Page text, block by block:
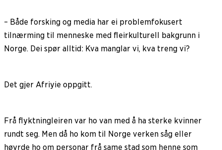
– Både forsking og media har ei problemfokusert
tilnærming til menneske med fleirkulturell bakgrunn i
Norge. Dei spør alltid: Kva manglar vi, kva treng vi?
Det gjer Afriyie oppgitt.
Frå flyktningleiren var ho van med å ha sterke kvinner
rundt seg. Men då ho kom til Norge verken såg eller
høyrde ho om personar frå same stad som henne som